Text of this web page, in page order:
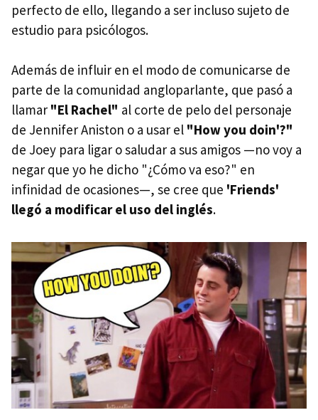
perfecto de ello, llegando a ser incluso sujeto de
estudio para psicólogos.
Además de influir en el modo de comunicarse de
parte de la comunidad angloparlante, que pasó a
llamar "El Rachel" al corte de pelo del personaje
de Jennifer Aniston o a usar el "How you doin'?"
de Joey para ligar o saludar a sus amigos —no voy a
negar que yo he dicho "¿Cómo va eso?" en
infinidad de ocasiones—, se cree que 'Friends'
llegó a modificar el uso del inglés.